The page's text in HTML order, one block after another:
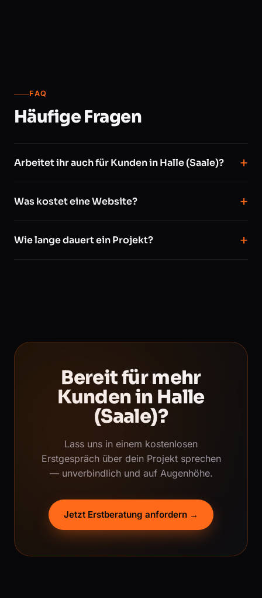
FAQ
Häufige Fragen
Arbeitet ihr auch für Kunden in Halle (Saale)?
Was kostet eine Website?
Wie lange dauert ein Projekt?
Bereit für mehr
Kunden in Halle
(Saale)?
Lass uns in einem kostenlosen
Erstgespräch über dein Projekt sprechen
— unverbindlich und auf Augenhöhe.
Jetzt Erstberatung anfordern →